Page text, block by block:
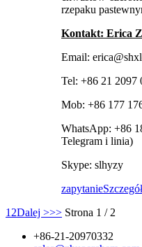
rzepaku
Kontakt: Erica
Email:
Tel: +86 21 2097
Mob: +86 177
WhatsApp: +86
Telegram i linia)
Skype: slhyzy
zapytanieSzczegół
1 2Dalej >>> Strona 1 / 2
+86-21-20970332